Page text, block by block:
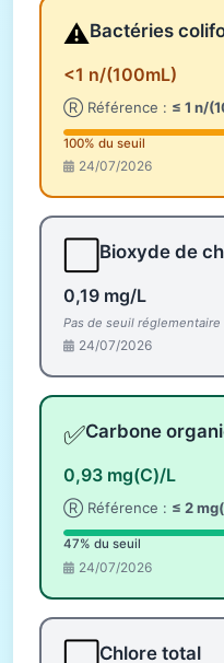
⚠️Bactéries
<1 n/(100mL)
Ⓡ Référence : ≤ 1 n/
100% du seuil
24/07/2026
Bioxyde de
0,19 mg/L
Pas de seuil réglementaire
24/07/2026
✅Carbone
0,93 mg(C)/L
Ⓡ Référence : ≤ 2
47% du seuil
24/07/2026
Chlore total